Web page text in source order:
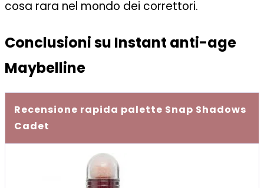
cosa rara nel mondo dei correttori.
Conclusioni su Instant anti-age
Maybelline
Recensione rapida palette Snap Shadows
Cadet